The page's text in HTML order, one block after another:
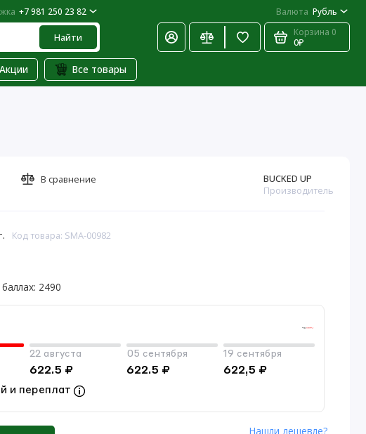
+7 981 250 23 82 Валюта Рубль
Найти Корзина 0
0₽
Акции Все товары
Код товара: SMA-00982
BUCKED UP
Производитель
2490
22 августа
622.5 ₽
05 сентября
622.5 ₽
19 сентября
622,5 ₽
и переплат
Нашли дешевле?
В сравнение